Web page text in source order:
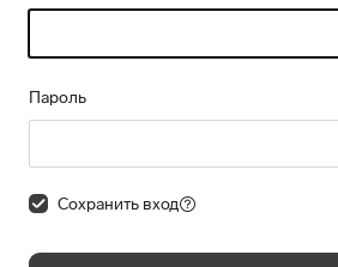
Пароль
Сохранить вход